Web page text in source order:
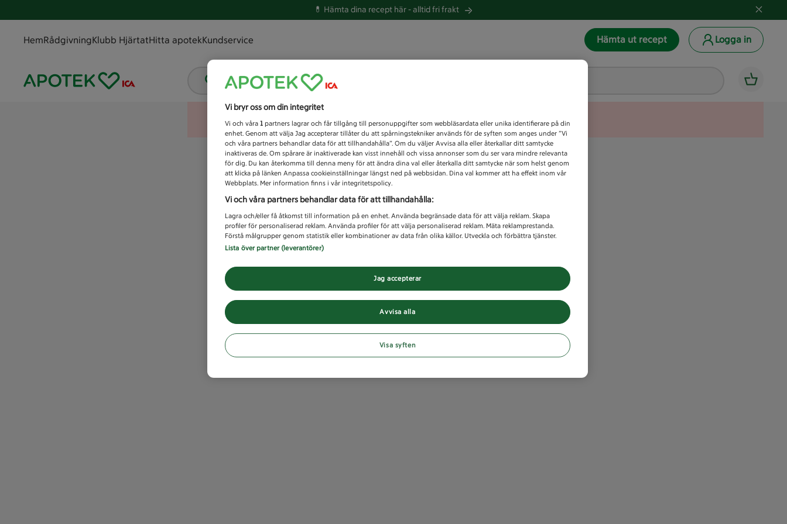
💊 Hämta dina recept här -alltid fri frakt
HemRådgivningKlubb HjärtatHitta apotekKundservice Hämta ut recept Logga in
Vad letar du efter idag?
Unknown error
Vi bryr oss om din integritet
Vi och våra 1 partners lagrar och får tillgång till personuppgifter som webbläsardata eller unika identifierare på din
enhet. Genom att välja Jag accepterar tillåter du att spårningstekniker används för de syften som anges under ”Vi
och våra partners behandlar data för att tillhandahålla”. Om du väljer Avvisa alla eller återkallar ditt samtycke
inaktiveras de. Om spårare är inaktiverade kan visst innehåll och vissa annonser som du ser vara mindre relevanta
för dig. Du kan återkomma till denna meny för att ändra dina val eller återkalla ditt samtycke när som helst genom
att klicka på länken Anpassa cookieinställningar längst ned på webbsidan. Dina val kommer att ha effekt inom vår
Webbplats. Mer information finns i vår integritetspolicy.
Vi och våra partners behandlar data för att tillhandahålla:
Lagra och/eller få åtkomst till information på en enhet. Använda begränsade data för att välja reklam. Skapa
profiler för personaliserad reklam. Använda profiler för att välja personaliserad reklam. Mäta reklamprestanda.
Förstå målgrupper genom statistik eller kombinationer av data från olika källor. Utveckla och förbättra tjänster.
Lista över partner (leverantörer)
Avvisa alla
Jag accepterar
Visa syften